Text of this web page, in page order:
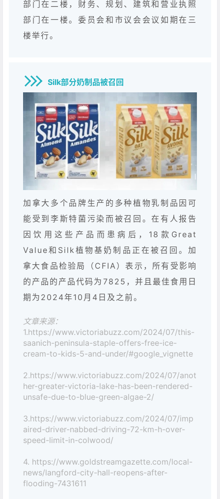
部门在二楼，财务、规划、建筑和营业执照
部门在一楼。委员会和市议会会议如期在三
楼举行。
Silk部分奶制品被召回
加拿大多个品牌生产的多种植物乳制品因可
能受到李斯特菌污染而被召回。在有人报告
因饮用这些产品而患病后，18款Great
Value和Silk植物基奶制品正在被召回。加
拿大食品检验局（CFIA）表示，所有受影响
的产品的产品代码为7825，并且最佳食用日
期为2024年10月4日及之前。
文章来源：
1.https://www.victoriabuzz.com/2024/07/this-
saanich-peninsula-staple-offers-free-ice-
cream-to-kids-5-and-under/#google_vignette
2.https://www.victoriabuzz.com/2024/07/anot
her-greater-victoria-lake-has-been-rendered-
unsafe-due-to-blue-green-algae-2/
3.https://www.victoriabuzz.com/2024/07/imp
aired-driver-nabbed-driving-72-km-h-over-
speed-limit-in-colwood/
4. https://www.goldstreamgazette.com/local-
news/langford-city-hall-reopens-after-
flooding-7431611